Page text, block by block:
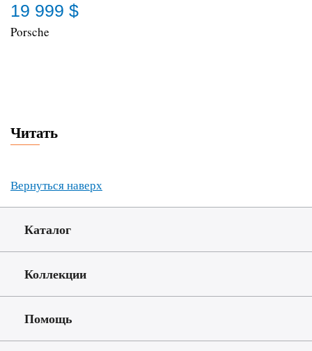
19 999 $
Porsche
Читать
Вернуться наверх
Каталог
Коллекции
Помощь